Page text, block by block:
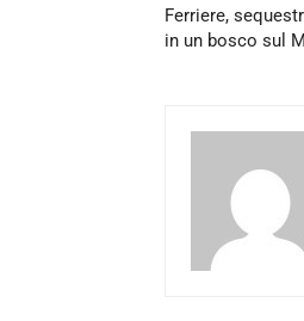
Ferriere,
in un bosco sul